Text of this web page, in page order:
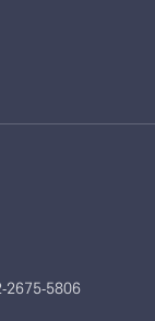
2675-5806